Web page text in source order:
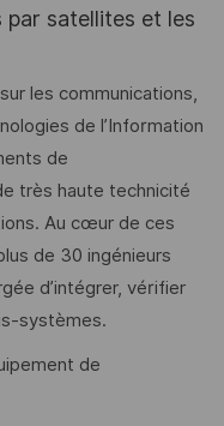
par satellites et les
les communications,
de l’Information
de
très haute technicité
Au cœur de ces
de 30 ingénieurs
d’intégrer, vérifier
systèmes.
de